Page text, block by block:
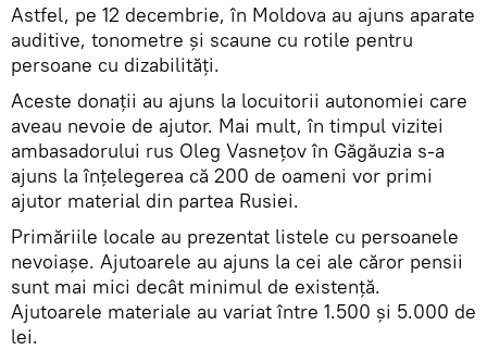
Astfel, pe 12 decembrie, în Moldova au ajuns aparate
auditive, tonometre și scaune cu rotile pentru
persoane cu dizabilități.
Aceste donații au ajuns la locuitorii autonomiei care
aveau nevoie de ajutor. Mai mult, în timpul vizitei
ambasadorului rus Oleg Vasnețov în Găgăuzia s-a
ajuns la înțelegerea că 200 de oameni vor primi
ajutor material din partea Rusiei.
Primăriile locale au prezentat listele cu persoanele
nevoiașe. Ajutoarele au ajuns la cei ale căror pensii
sunt mai mici decât minimul de existență.
Ajutoarele materiale au variat între 1.500 și 5.000 de
lei.